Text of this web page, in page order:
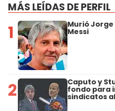
MÁS LEÍDAS DE PERFIL
1 Murió Jorge
Messi
2 Caputo y
fondo para
sindicatos